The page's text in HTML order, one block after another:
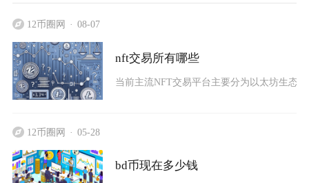
12币圈网 08-07
nft交易所有哪些
当前主流NFT交易平台主要分为以太坊生态
12币圈网 05-28
bd币现在多少钱